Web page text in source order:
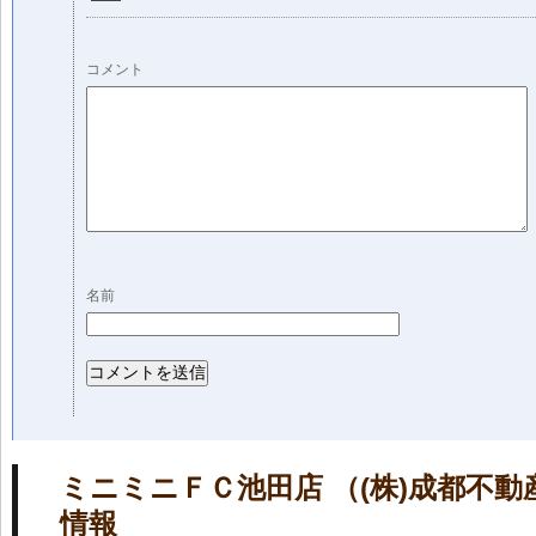
コメント
名前
ミニミニＦＣ池田店 （(株)成都不動
情報